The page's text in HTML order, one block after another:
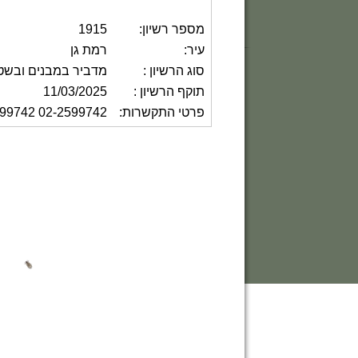
מספר רשיון:
1915
עיר:
רמת גן
סוג הרשיון :
מדביר במבנים
תוקף הרשיון :
11/03/2025
פרטי התקשרות:
02-2599742 052-2599742